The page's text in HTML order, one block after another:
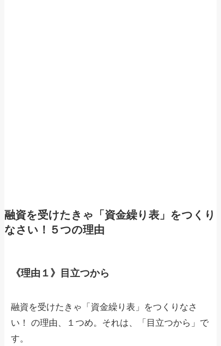
融資を受けたきゃ「資金繰り表」をつくり
なさい！５つの理由
《理由１》目立つから
融資を受けたきゃ「資金繰り表」をつくりなさ
い！ の理由、１つめ。それは、「目立つから」で
す。